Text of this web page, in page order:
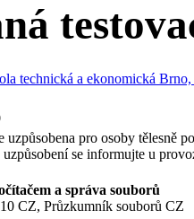
technická a ekonomická
uzpůsobena pro osoby tělesně
uzpůsobení se informujte u
a správa souborů
CZ, Průzkumník souborů CZ